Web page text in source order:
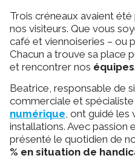
Trois créneaux avaient
nos visiteurs. Que vous
café et viennoiseries – ou
Chacun a trouve sa place
et rencontrer nos équipes.
Beatrice, responsable de
commerciale et
numérique, ont guidé les
installations. Avec passion
présenté le quotidien de
% en situation de